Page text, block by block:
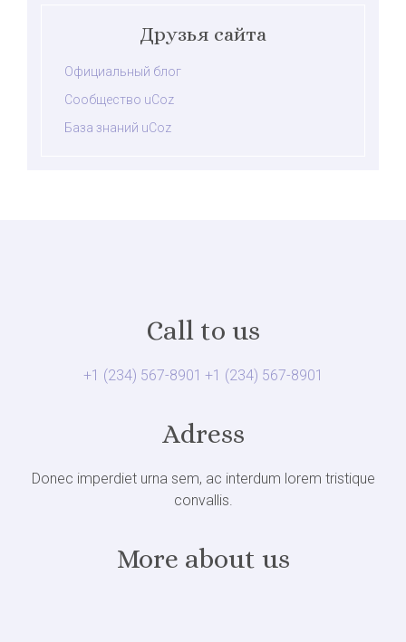
Друзья сайта
Официальный блог
Сообщество uCoz
База знаний uCoz
Call to us
+1 (234) 567-8901 +1 (234) 567-8901
Adress
Donec imperdiet urna sem, ac interdum lorem tristique
convallis.
More about us